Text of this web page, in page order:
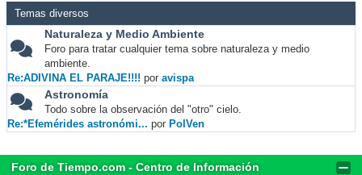
Temas diversos
Naturaleza y Medio Ambiente
Foro para tratar cualquier tema sobre naturaleza y medio
ambiente.
Re:ADIVINA EL PARAJE!!!! por avispa
Astronomía
Todo sobre la observación del "otro" cielo.
Re:*Efemérides astronómi... por PolVen
Foro de Tiempo.com - Centro de Información